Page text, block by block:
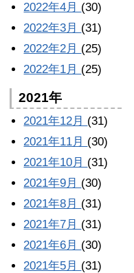
2022年4月 (30)
2022年3月 (31)
2022年2月 (25)
2022年1月 (25)
2021年
2021年12月 (31)
2021年11月 (30)
2021年10月 (31)
2021年9月 (30)
2021年8月 (31)
2021年7月 (31)
2021年6月 (30)
2021年5月 (31)